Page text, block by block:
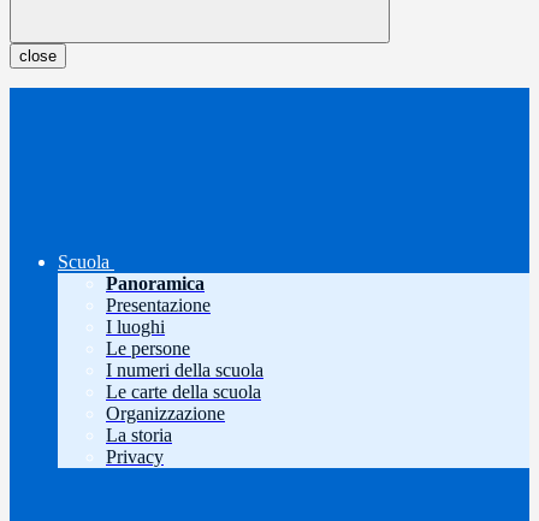
close
Scuola
Panoramica
Presentazione
I luoghi
Le persone
I numeri della scuola
Le carte della scuola
Organizzazione
La storia
Privacy